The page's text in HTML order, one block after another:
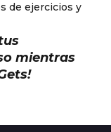
de ejercicios y
mientras